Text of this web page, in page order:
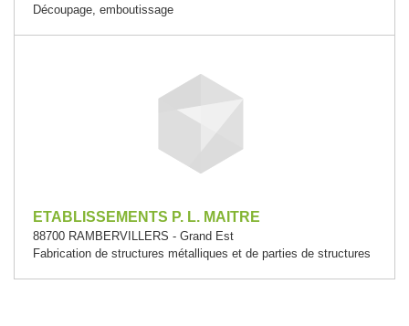
Découpage, emboutissage
ETABLISSEMENTS P. L. MAITRE
88700 RAMBERVILLERS - Grand Est
Fabrication de structures métalliques et de parties de structures